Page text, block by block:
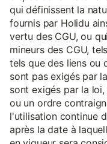
qui définissent la
fournis par Holidu
vertu des CGU, ou
mineurs des CGU,
tels que des liens ou
sont pas exigés par
sont exigés par la
ou un ordre
l'utilisation continue
après la date à